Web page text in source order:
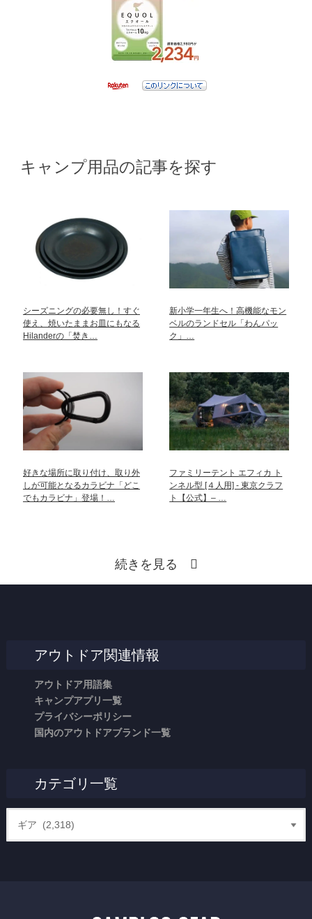
キャンプ用品の記事を探す
シーズニングの必要無し！すぐ
使え、焼いたままお皿にもなる
Hilanderの「焚き…
新小学一年生へ！高機能なモン
ベルのランドセル「わんパッ
ク」…
好きな場所に取り付け、取り外
しが可能となるカラビナ「どこ
でもカラビナ」登場！…
ファミリーテント エフィカ ト
ンネル型 [４人用] - 東京クラフ
ト【公式】– …
続きを見る
アウトドア関連情報
アウトドア用語集
キャンプアプリ一覧
プライバシーポリシー
国内のアウトドアブランド一覧
カテゴリ一覧